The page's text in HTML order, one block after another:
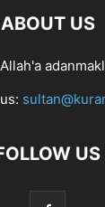
ABOUT US
US